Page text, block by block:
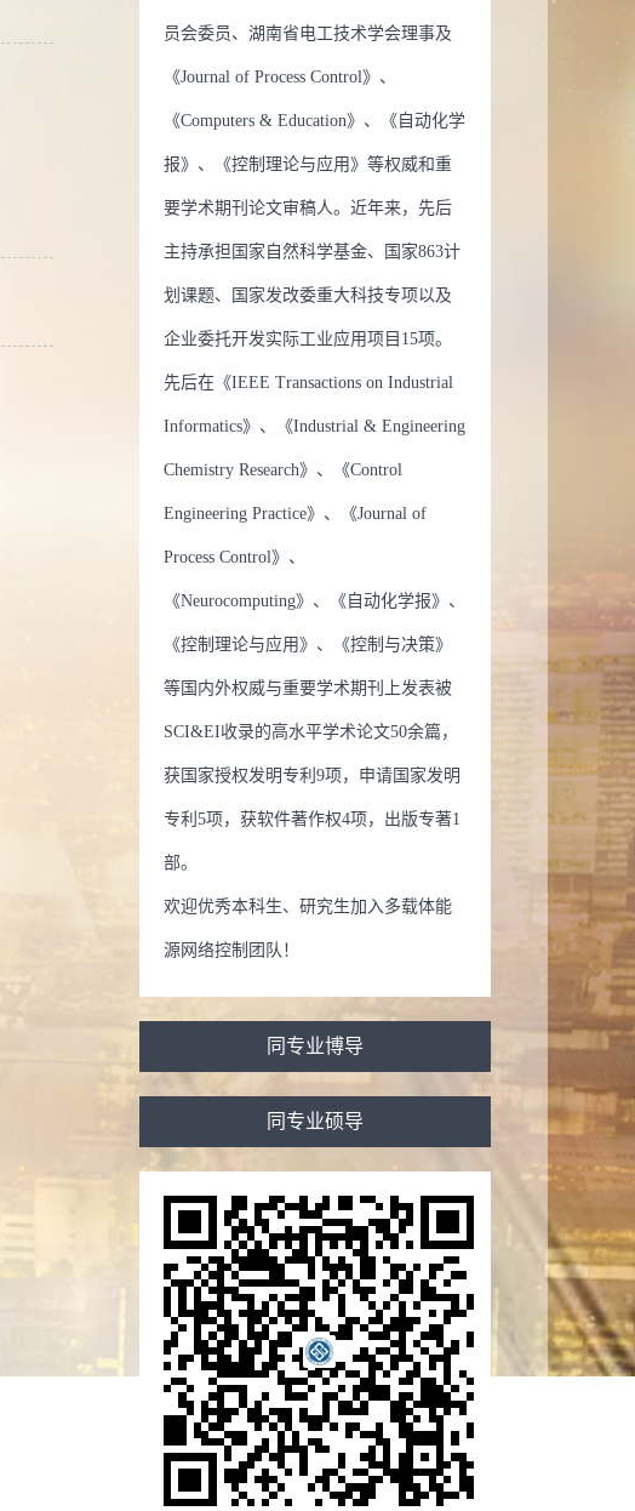
员会委员、湖南省电工技术学会理事及
《Journal of Process Control》、
《Computers & Education》、《自动化学
报》、《控制理论与应用》等权威和重
要学术期刊论文审稿人。近年来，先后
主持承担国家自然科学基金、国家863计
划课题、国家发改委重大科技专项以及
企业委托开发实际工业应用项目15项。
先后在《IEEE Transactions on Industrial
Informatics》、《Industrial & Engineering
Chemistry Research》、《Control
Engineering Practice》、《Journal of
Process Control》、
《Neurocomputing》、《自动化学报》、
《控制理论与应用》、《控制与决策》
等国内外权威与重要学术期刊上发表被
SCI&EI收录的高水平学术论文50余篇，
获国家授权发明专利9项，申请国家发明
专利5项，获软件著作权4项，出版专著1
部。
欢迎优秀本科生、研究生加入多载体能
源网络控制团队！
同专业博导
同专业硕导